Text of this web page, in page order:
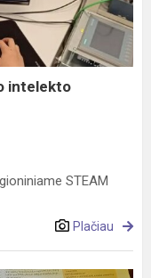
intelekto
STEAM
Plačiau